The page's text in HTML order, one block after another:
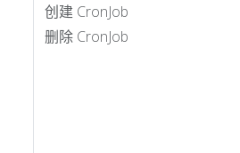
创建 CronJob
删除 CronJob